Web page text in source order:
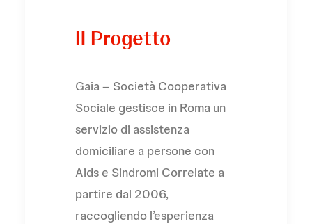
Il Progetto
Gaia – Società Cooperativa
Sociale gestisce in Roma un
servizio di assistenza
domiciliare a persone con
Aids e Sindromi Correlate a
partire dal 2006,
raccogliendo l’esperienza